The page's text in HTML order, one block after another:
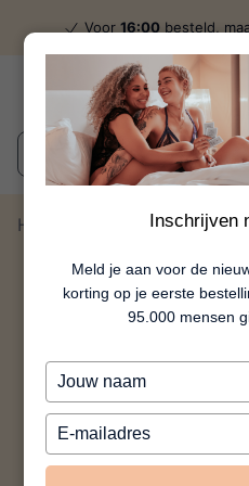
Inschrijven
Meld je aan voor de
korting op je eerste
95.000 mensen
Typ
je
naam
Typ
je
e-
Voor 16:00 besteld,
Wat zoek je?
Home Charming